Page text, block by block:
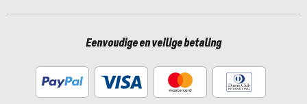
Eenvoudige en veilige betaling